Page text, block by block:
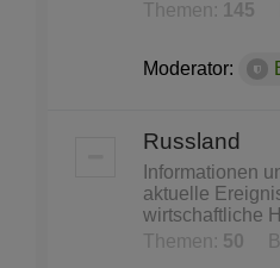
Themen:
145
Moderator:
Russland
Informationen
aktuelle
wirtschaftliche
Themen: 50